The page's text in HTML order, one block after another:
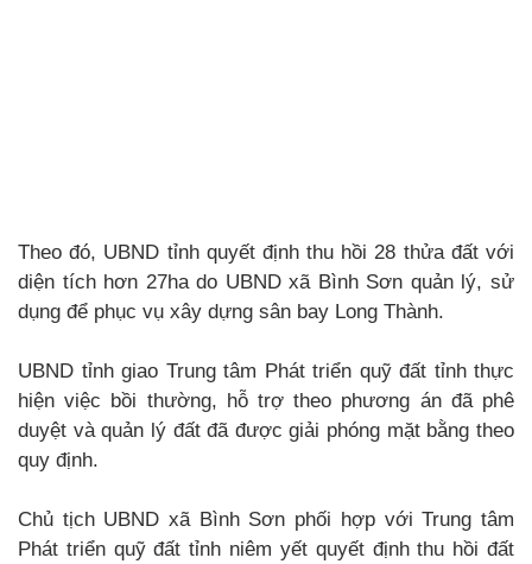
Theo đó, UBND tỉnh quyết định thu hồi 28 thửa đất với
diện tích hơn 27ha do UBND xã Bình Sơn quản lý, sử
dụng để phục vụ xây dựng sân bay Long Thành.
UBND tỉnh giao Trung tâm Phát triển quỹ đất tỉnh thực
hiện việc bồi thường, hỗ trợ theo phương án đã phê
duyệt và quản lý đất đã được giải phóng mặt bằng theo
quy định.
Chủ tịch UBND xã Bình Sơn phối hợp với Trung tâm
Phát triển quỹ đất tỉnh niêm yết quyết định thu hồi đất